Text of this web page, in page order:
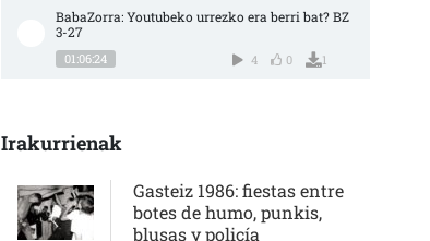
BabaZorra: Youtubeko urrezko era berri bat? BZ
3-27
01:06:24 4 0 1
Irakurrienak
Gasteiz 1986: fiestas entre
botes de humo, punkis,
blusas y policía